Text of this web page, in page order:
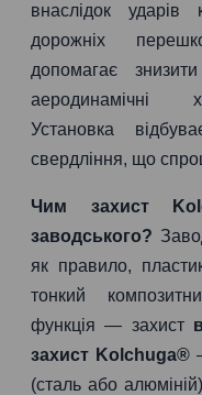
внаслідок
дорожніх
допомагає
аеродинамічні
Установка
свердління, що
Чим захист
заводського?
як правило,
тонкий
функція — захист
захист Kolchuga®
(сталь або